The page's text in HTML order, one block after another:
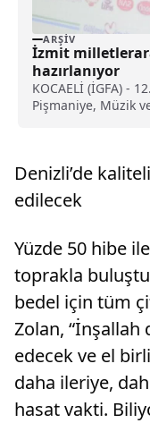
ARŞIV
İzmit
hazırlanıyor
KOCAELİ (İGFA) -
Pişmaniye, Müzik
Denizli’de
edilecek
Yüzde 50 hibe
toprakla
bedel için tüm
Zolan, “İnşallah
edecek ve el
daha ileriye,
hasat vakti.